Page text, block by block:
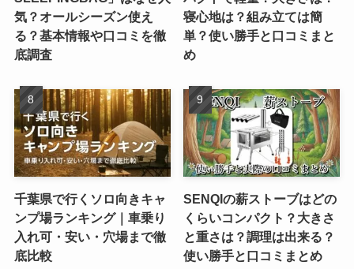
気？オールシーズン使え
る？基本情報や口コミを徹
底調査
寝心地は？組み立ては簡
単？使い勝手と口コミまと
め
千葉県で行くソロ向きキャ
ンプ場ランキング｜車乗り
入れ可・安い・穴場まで徹
底比較
SENQIの薪ストーブはどの
くらいコンパクト？大きさ
と重さは？調理は出来る？
使い勝手と口コミまとめ